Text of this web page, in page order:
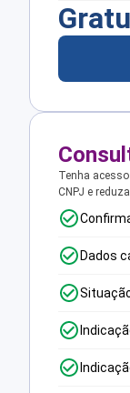
Tenha
CNPJ e
Dados